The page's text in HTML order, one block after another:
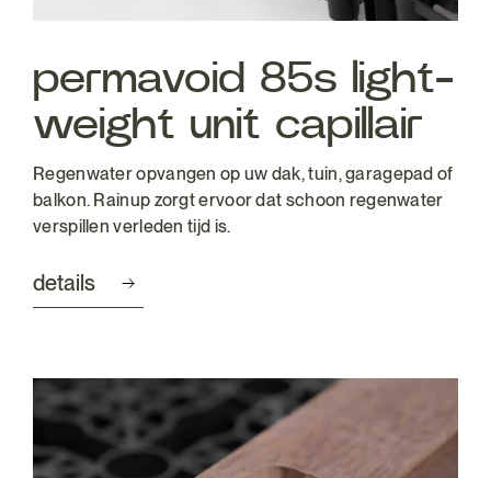
permavoid 85s light-
weight unit capillair
Regenwater opvangen op uw dak, tuin, garagepad of
balkon. Rainup zorgt ervoor dat schoon regenwater
verspillen verleden tijd is.
details